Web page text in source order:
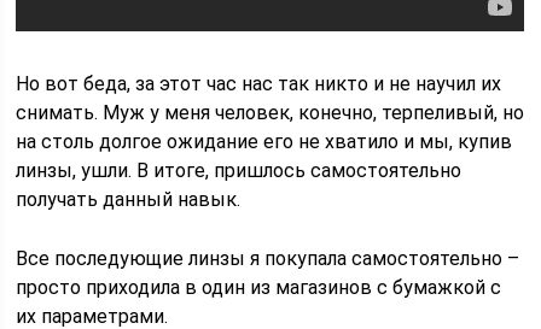
Но вот беда, за этот час нас так никто и не научил их
снимать. Муж у меня человек, конечно, терпеливый, но
на столь долгое ожидание его не хватило и мы, купив
линзы, ушли. В итоге, пришлось самостоятельно
получать данный навык.
Все последующие линзы я покупала самостоятельно –
просто приходила в один из магазинов с бумажкой с
их параметрами.